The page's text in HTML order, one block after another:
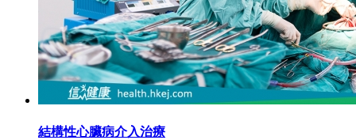
結構性心臟病介入治療